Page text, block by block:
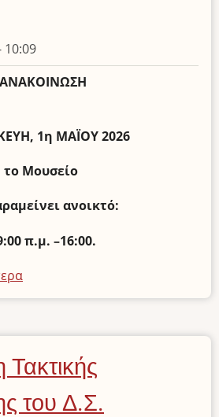
2026
10:09
ΑΝΑΚΟΙΝΩΣΗ
1η ΜΑΪΟΥ 2026
το Μουσείο
ανοικτό:
π.μ. –16:00.
το
Λειτουργίας
1η
του Δ.Σ.